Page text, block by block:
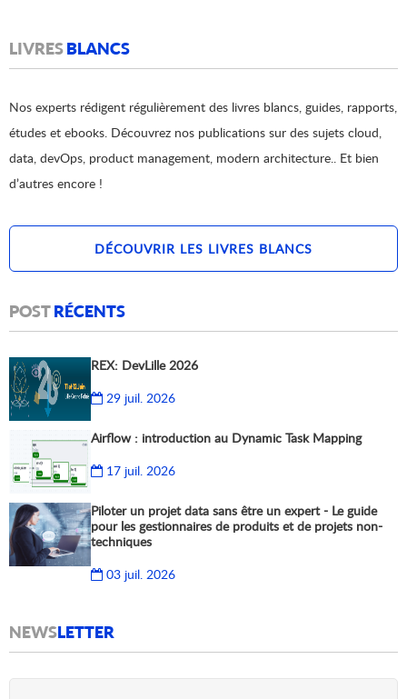
LIVRESBLANCS
Nos experts rédigent régulièrement des livres blancs, guides, rapports,
études et ebooks. Découvrez nos publications sur des sujets cloud,
data, devOps, product management, modern architecture.. Et bien
d’autres encore !
DÉCOUVRIR LES LIVRES BLANCS
POSTRÉCENTS
REX: DevLille 2026
29 juil. 2026
Airflow : introduction au Dynamic Task Mapping
17 juil. 2026
Piloter un projet data sans être un expert - Le guide
pour les gestionnaires de produits et de projets non-
techniques
03 juil. 2026
NEWSLETTER